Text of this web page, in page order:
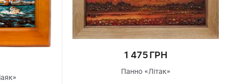
1 475 ГРН
Панно «Літак»